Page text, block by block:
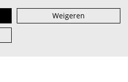
Weigeren